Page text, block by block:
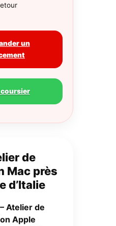
un
coursier
de
Mac près
d’Italie
Atelier de
Apple